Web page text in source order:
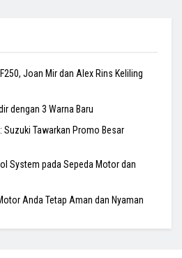
Joan Mir dan Alex Rins Keliling
dengan 3 Warna Baru
Tawarkan Promo Besar
System pada Sepeda Motor dan
Anda Tetap Aman dan Nyaman